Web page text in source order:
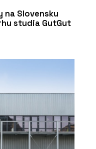
Slovensku
studia GutGut